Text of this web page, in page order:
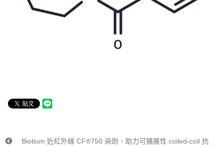
Biotium 近紅外線 CF®750 染劑，助力可擴展性 coiled-coil 抗